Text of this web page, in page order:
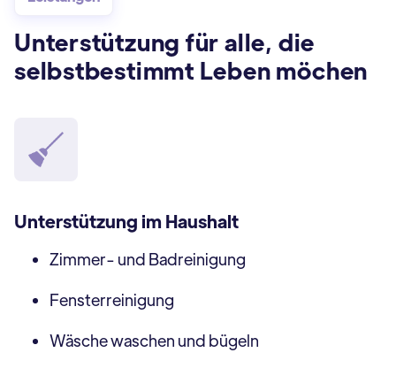
Unterstützung für alle, die
selbstbestimmt Leben möchen
Unterstützung im Haushalt
Zimmer- und Badreinigung
Fensterreinigung
Wäsche waschen und bügeln